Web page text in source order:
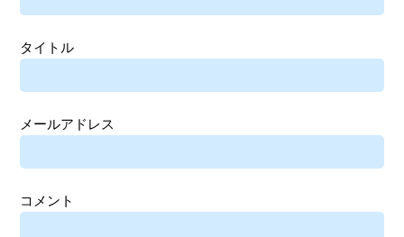
タイトル
メールアドレス
コメント